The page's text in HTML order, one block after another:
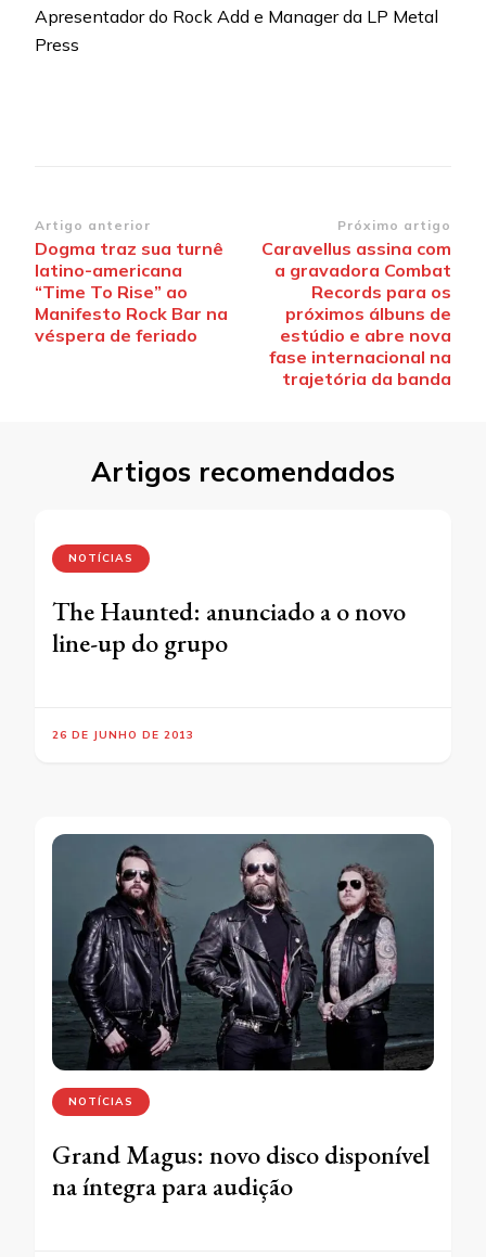
Apresentador do Rock Add e Manager da LP Metal
Press
Navegação
de
post
Artigo anterior
Dogma traz sua turnê
latino-americana
“Time To Rise” ao
Manifesto Rock Bar na
véspera de feriado
Próximo artigo
Caravellus assina com
a gravadora Combat
Records para os
próximos álbuns de
estúdio e abre nova
fase internacional na
trajetória da banda
Artigos recomendados
NOTÍCIAS
The Haunted: anunciado a o novo
line-up do grupo
26 DE JUNHO DE 2013
NOTÍCIAS
Grand Magus: novo disco disponível
na íntegra para audição